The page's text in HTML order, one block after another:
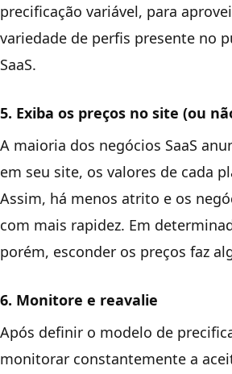
precificação variável, para
variedade de perfis presente no
SaaS.
5. Exiba os preços no site (ou
A maioria dos negócios SaaS
em seu site, os valores de cada
Assim, há menos atrito e os
com mais rapidez. Em
porém, esconder os preços faz
6. Monitore e reavalie
Após definir o modelo de
monitorar constantemente a